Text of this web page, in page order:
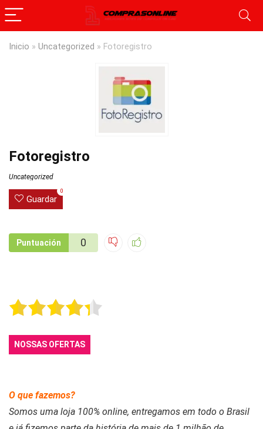
Inicio » Uncategorized » Fotoregistro
Fotoregistro
Uncategorized
Guardar
0
Puntuación 0
NOSSAS OFERTAS
O que fazemos?
Somos uma loja 100% online, entregamos em todo o Brasil